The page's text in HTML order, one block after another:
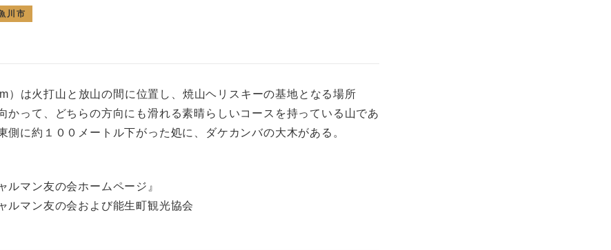
川市
）は火打山と放山の間に位置し、焼山ヘリスキーの基地となる場所
かって、どちらの方向にも滑れる素晴らしいコースを持っている山であ
側に約１００メートル下がった処に、ダケカンバの大木がある。
ルマン友の会ホームページ』
ルマン友の会および能生町観光協会